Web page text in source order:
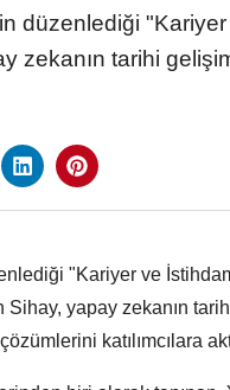
düzenlediği
zekanın tarihi
"Kariyer ve
Sihay, yapay zekanın
katılımcılara